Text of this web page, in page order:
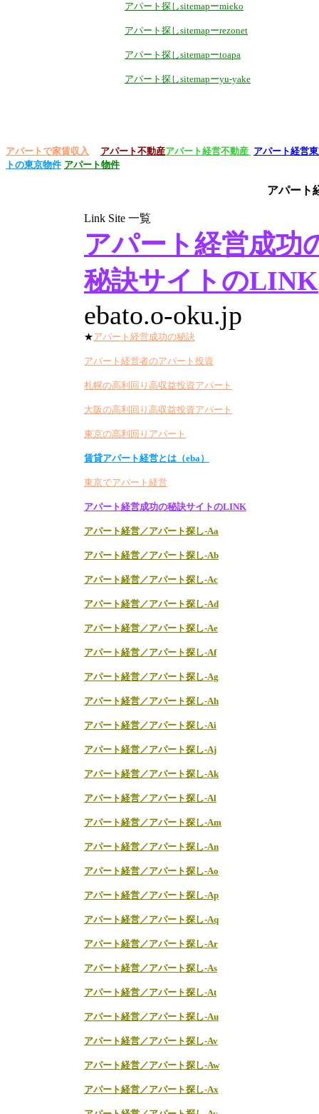
アパート探しsitemapーmieko
アパート探しsitemapーrezonet
アパート探しsitemapーtoapa
アパート探しsitemapーyu-yake
アパートで家賃収入 アパート不動産アパート経営不動産 アパート経営
トの東京物件 アパート物件
アパート
Link Site 一覧
アパート経営成功
秘訣サイトのLINK
ebato.o-oku.jp
★アパート経営成功の秘訣
アパート経営者のアパート投資
札幌の高利回り高収益投資アパート
大阪の高利回り高収益投資アパート
東京の高利回りアパート
賃貸アパート経営とは（eba）
東京でアパート経営
アパート経営成功の秘訣サイトのLINK
アパート経営／アパート探し-Aa
アパート経営／アパート探し-Ab
アパート経営／アパート探し-Ac
アパート経営／アパート探し-Ad
アパート経営／アパート探し-Ae
アパート経営／アパート探し-Af
アパート経営／アパート探し-Ag
アパート経営／アパート探し-Ah
アパート経営／アパート探し-Ai
アパート経営／アパート探し-Aj
アパート経営／アパート探し-Ak
アパート経営／アパート探し-Al
アパート経営／アパート探し-Am
アパート経営／アパート探し-An
アパート経営／アパート探し-Ao
アパート経営／アパート探し-Ap
アパート経営／アパート探し-Aq
アパート経営／アパート探し-Ar
アパート経営／アパート探し-As
アパート経営／アパート探し-At
アパート経営／アパート探し-Au
アパート経営／アパート探し-Av
アパート経営／アパート探し-Aw
アパート経営／アパート探し-Ax